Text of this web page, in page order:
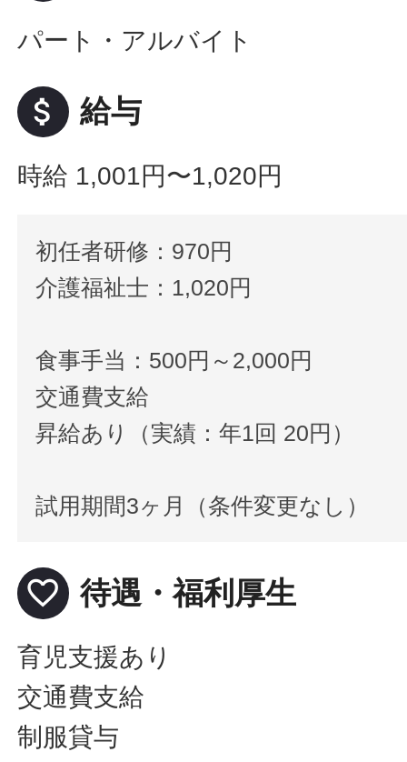
パート・アルバイト
attach_money 給与
時給 1,001円〜1,020円
初任者研修：970円
介護福祉士：1,020円
食事手当：500円～2,000円
交通費支給
昇給あり（実績：年1回 20円）
試用期間3ヶ月（条件変更なし）
favorite_border 待遇・福利厚生
育児支援あり
交通費支給
制服貸与